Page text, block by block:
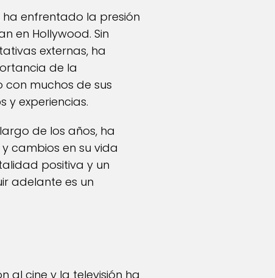
enfrentado la presión
en Hollywood. Sin
externas, ha
de la
muchos de sus
y experiencias.
de los años, ha
cambios en su vida
positiva y un
adelante es un
al cine y la televisión ha